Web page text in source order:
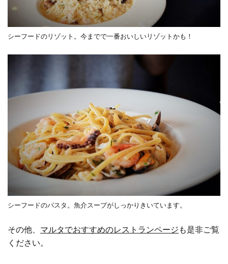
シーフードのリゾット。今までで一番おいしいリゾットかも！
シーフードのパスタ。魚介スープがしっかりきいています。
その他、 マルタでおすすめのレストランページ も是非ご覧
ください。